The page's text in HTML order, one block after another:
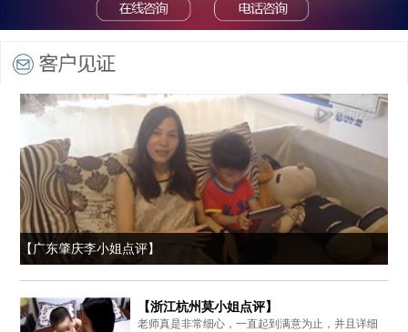
【广东肇庆李小姐点评】
【浙江杭州莫小姐点评】
老师真是非常细心，一直起到满意为止，并且详细